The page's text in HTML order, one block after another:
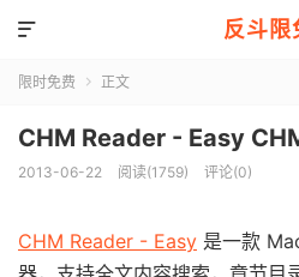
反斗限

限时免费  正文
CHM Reader - Easy
2013-06-22 阅读(1759) 评论(0)
CHM Reader - Easy 是一款